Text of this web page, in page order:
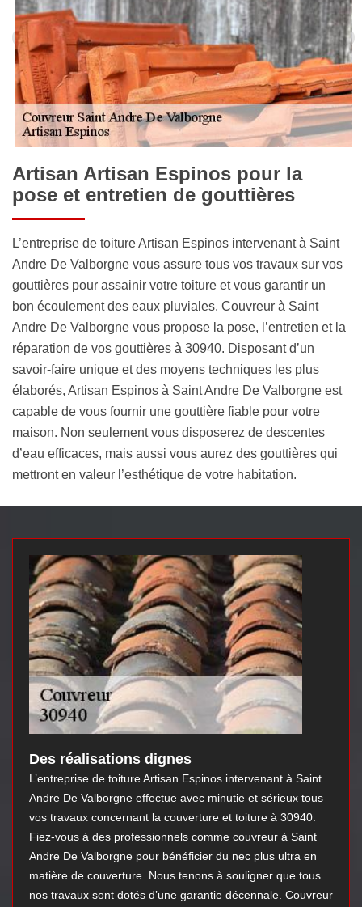
Artisan Artisan Espinos pour la
pose et entretien de gouttières
L’entreprise de toiture Artisan Espinos intervenant à Saint
Andre De Valborgne vous assure tous vos travaux sur vos
gouttières pour assainir votre toiture et vous garantir un
bon écoulement des eaux pluviales. Couvreur à Saint
Andre De Valborgne vous propose la pose, l’entretien et la
réparation de vos gouttières à 30940. Disposant d’un
savoir-faire unique et des moyens techniques les plus
élaborés, Artisan Espinos à Saint Andre De Valborgne est
capable de vous fournir une gouttière fiable pour votre
maison. Non seulement vous disposerez de descentes
d’eau efficaces, mais aussi vous aurez des gouttières qui
mettront en valeur l’esthétique de votre habitation.
Des réalisations dignes
L’entreprise de toiture Artisan Espinos intervenant à Saint
Andre De Valborgne effectue avec minutie et sérieux tous
vos travaux concernant la couverture et toiture à 30940.
Fiez-vous à des professionnels comme couvreur à Saint
Andre De Valborgne pour bénéficier du nec plus ultra en
matière de couverture. Nous tenons à souligner que tous
nos travaux sont dotés d’une garantie décennale. Couvreur